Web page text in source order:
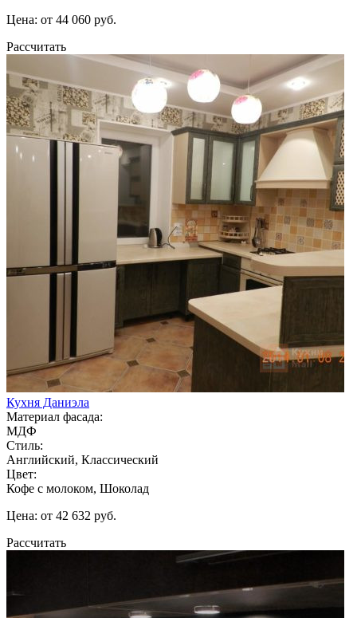
Цена: от 44 060 руб.
Рассчитать
Кухня Даниэла
Материал фасада:
МДФ
Стиль:
Английский, Классический
Цвет:
Кофе с молоком, Шоколад
Цена: от 42 632 руб.
Рассчитать